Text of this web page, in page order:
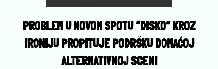
PROBLEM U NOVOM SPOTU “DISKO” KROZ
IRONIJU PROPITUJE PODRŠKU DOMAĆOJ
ALTERNATIVNOJ SCENI